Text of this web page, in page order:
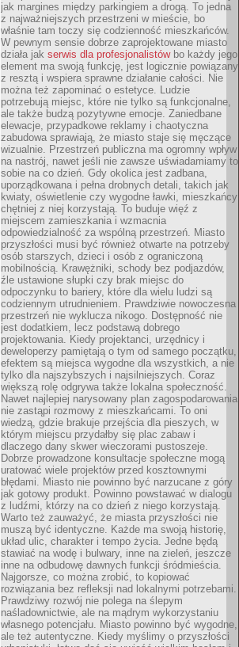
jak margines między parkingiem a drogą. To jedna
z najważniejszych przestrzeni w mieście, bo
właśnie tam toczy się codzienność mieszkańców.
W pewnym sensie dobrze zaprojektowane miasto
działa jak serwis dla profesjonalistówbo każdy jego
element ma swoją funkcję, jest logicznie powiązany
z resztą i wspiera sprawne działanie całości. Nie
można też zapominać o estetyce. Ludzie
potrzebują miejsc, które nie tylko są funkcjonalne,
ale także budzą pozytywne emocje. Zaniedbane
elewacje, przypadkowe reklamy i chaotyczna
zabudowa sprawiają, że miasto staje się męczące
wizualnie. Przestrzeń publiczna ma ogromny wpływ
na nastrój, nawet jeśli nie zawsze uświadamiamy to
sobie na co dzień. Gdy okolica jest zadbana,
uporządkowana i pełna drobnych detali, takich jak
kwiaty, oświetlenie czy wygodne ławki, mieszkańcy
chętniej z niej korzystają. To buduje więź z
miejscem zamieszkania i wzmacnia
odpowiedzialność za wspólną przestrzeń. Miasto
przyszłości musi być również otwarte na potrzeby
osób starszych, dzieci i osób z ograniczoną
mobilnością. Krawężniki, schody bez podjazdów,
źle ustawione słupki czy brak miejsc do
odpoczynku to bariery, które dla wielu ludzi są
codziennym utrudnieniem. Prawdziwie nowoczesna
przestrzeń nie wyklucza nikogo. Dostępność nie
jest dodatkiem, lecz podstawą dobrego
projektowania. Kiedy projektanci, urzędnicy i
deweloperzy pamiętają o tym od samego początku,
efektem są miejsca wygodne dla wszystkich, a nie
tylko dla najszybszych i najsilniejszych. Coraz
większą rolę odgrywa także lokalna społeczność.
Nawet najlepiej narysowany plan zagospodarowania
nie zastąpi rozmowy z mieszkańcami. To oni
wiedzą, gdzie brakuje przejścia dla pieszych, w
którym miejscu przydałby się plac zabaw i
dlaczego dany skwer wieczorami pustoszeje.
Dobrze prowadzone konsultacje społeczne mogą
uratować wiele projektów przed kosztownymi
błędami. Miasto nie powinno być narzucane z góry
jak gotowy produkt. Powinno powstawać w dialogu
z ludźmi, którzy na co dzień z niego korzystają.
Warto też zauważyć, że miasta przyszłości nie
muszą być identyczne. Każde ma swoją historię,
układ ulic, charakter i tempo życia. Jedne będą
stawiać na wodę i bulwary, inne na zieleń, jeszcze
inne na odbudowę dawnych funkcji śródmieścia.
Najgorsze, co można zrobić, to kopiować
rozwiązania bez refleksji nad lokalnymi potrzebami.
Prawdziwy rozwój nie polega na ślepym
naśladownictwie, ale na mądrym wykorzystaniu
własnego potencjału. Miasto powinno być wygodne,
ale też autentyczne. Kiedy myślimy o przyszłości